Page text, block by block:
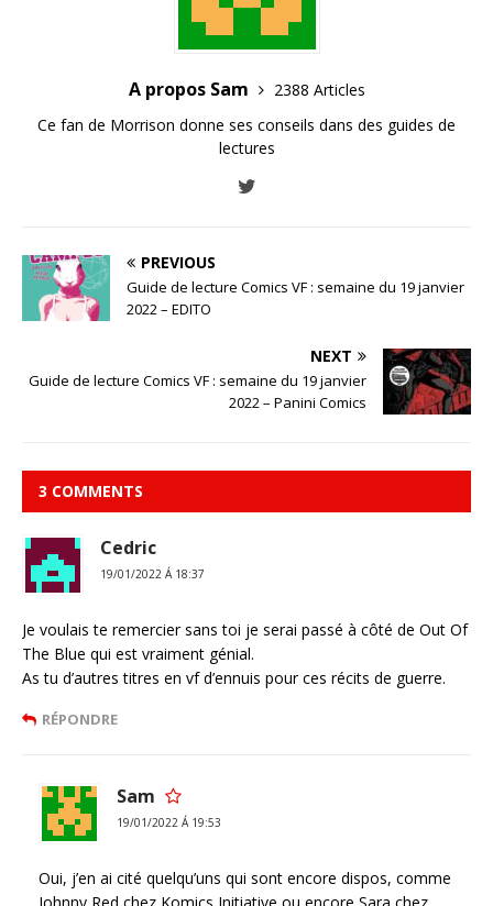
A propos Sam
2388 Articles
Ce fan de Morrison donne ses conseils dans des guides de
lectures
PREVIOUS
Guide de lecture Comics VF : semaine du 19 janvier
2022 – EDITO
NEXT
Guide de lecture Comics VF : semaine du 19 janvier
2022 – Panini Comics
3 COMMENTS
Cedric
19/01/2022 Á 18:37
Je voulais te remercier sans toi je serai passé à côté de Out Of
The Blue qui est vraiment génial.
As tu d’autres titres en vf d’ennuis pour ces récits de guerre.
RÉPONDRE
Sam
19/01/2022 Á 19:53
Oui, j’en ai cité quelqu’uns qui sont encore dispos, comme
Johnny Red chez Komics Initiative ou encore Sara chez